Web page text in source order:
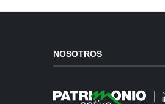
NOSOTROS